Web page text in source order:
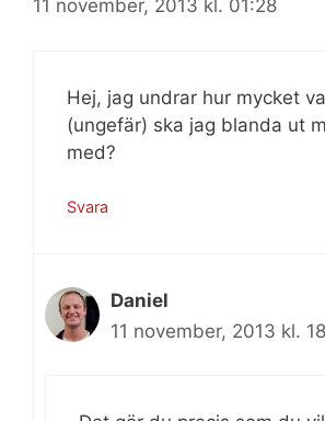
11 november, 2013 kl. 01:28
Hej, jag undrar hur mycket
(ungefär) ska jag blanda ut
med?
Svara
Daniel
11 november, 2013 kl.